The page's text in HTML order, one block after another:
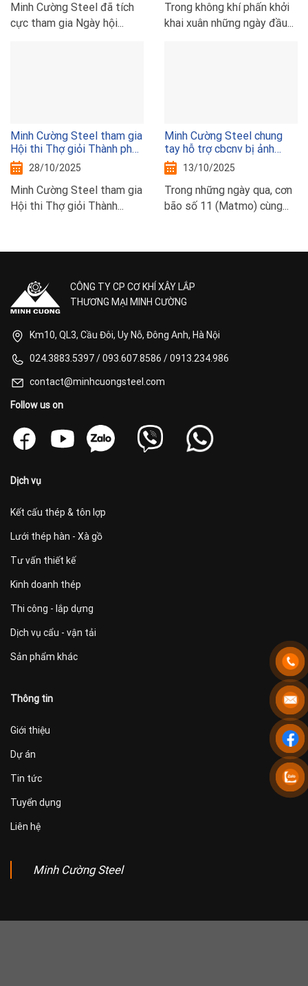
Minh Cường Steel đã tích
cực tham gia Ngày hội...
Trong không khí phấn khởi
khai xuân những ngày đầu...
Minh Cường Steel tham gia
Hội thi Thợ giỏi Thành phố
Hà Nội năm 2025
28/10/2025
Minh Cường Steel tham gia
Hội thi Thợ giỏi Thành...
Minh Cường Steel chung
tay hỗ trợ cbcnv bị ảnh
hưởng bão lũ
13/10/2025
Trong những ngày qua, cơn
bão số 11 (Matmo) cùng...
CÔNG TY CP CƠ KHÍ XÂY LẮP
THƯƠNG MẠI MINH CƯỜNG
Km10, QL3, Cầu Đôi, Uy Nỗ, Đông Anh, Hà Nội
024.3883.5397/093.607.8586 /0913.234.986
contact@minhcuongsteel.com
Follow us on
Dịch vụ
Kết cấu thép & tôn lợp
Lưới thép hàn - Xà gồ
Tư vấn thiết kế
Kinh doanh thép
Thi công - lắp dựng
Dịch vụ cẩu - vận tải
Sản phẩm khác
Thông tin
Giới thiệu
Dự án
Tin tức
Tuyển dụng
Liên hệ
Minh Cường Steel